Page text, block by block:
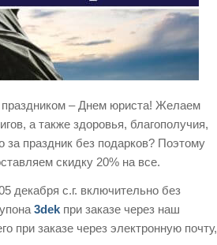
– Днем юриста! Желаем
а также здоровья, благополучия,
за праздник без подарков? Поэтому
скидку 20% на все.
декабря с.г. включительно без
3dek при заказе через наш
при заказе через электронную почту,